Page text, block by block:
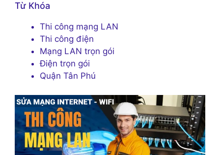
Từ Khóa
Thi công mạng LAN
Thi công điện
Mạng LAN trọn gói
Điện trọn gói
Quận Tân Phú